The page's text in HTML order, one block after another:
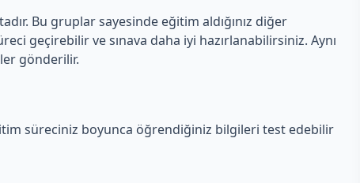
Bu gruplar sayesinde eğitim aldığınız diğer
geçirebilir ve sınava daha iyi hazırlanabilirsiniz. Aynı
gönderilir.
süreciniz boyunca öğrendiğiniz bilgileri test edebilir